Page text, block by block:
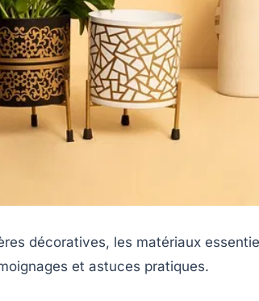
décoratives, les matériaux
et astuces pratiques.